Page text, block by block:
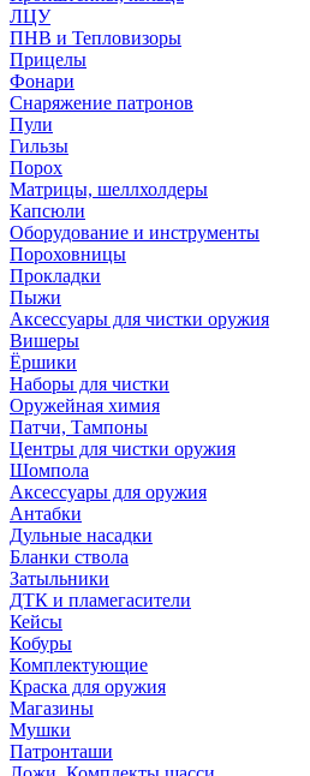
ЛЦУ
ПНВ и Тепловизоры
Прицелы
Фонари
Снаряжение патронов
Пули
Гильзы
Порох
Матрицы, шеллхолдеры
Капсюли
Оборудование и инструменты
Пороховницы
Прокладки
Пыжи
Аксессуары для чистки оружия
Вишеры
Ёршики
Наборы для чистки
Оружейная химия
Патчи, Тампоны
Центры для чистки оружия
Шомпола
Аксессуары для оружия
Антабки
Дульные насадки
Бланки ствола
Затыльники
ДТК и пламегасители
Кейсы
Кобуры
Комплектующие
Краска для оружия
Магазины
Мушки
Патронташи